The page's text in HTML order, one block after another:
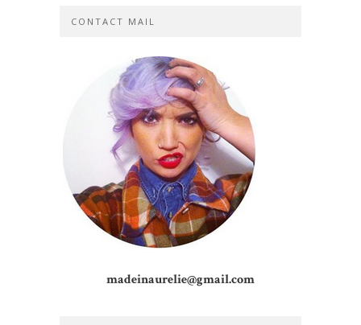
CONTACT MAIL
madeinaurelie@gmail.com